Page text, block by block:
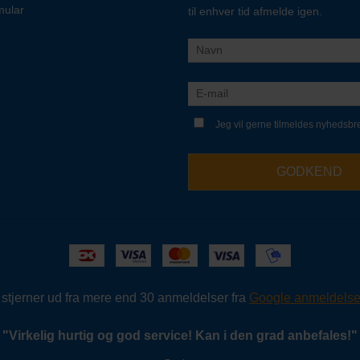
til enhver tid afmelde igen.
Jeg vil gerne tilmeldes
GODKEND
ud fra mere end 30 anmeldelser fra Google
"Virkelig hurtig og god service! Kan i den grad anbefales!"